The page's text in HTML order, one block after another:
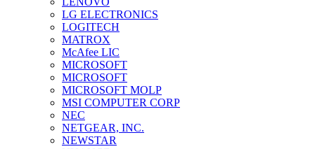
LG ELECTRONICS
LOGITECH
MATROX
McAfee LIC
MICROSOFT
MICROSOFT
MICROSOFT MOLP
MSI COMPUTER CORP
NEC
NETGEAR, INC.
NEWSTAR